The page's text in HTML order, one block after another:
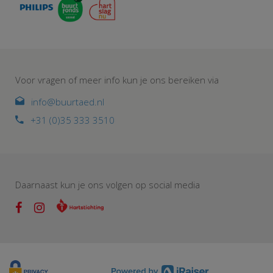
Voor vragen of meer info kun je ons bereiken via
info@buurtaed.nl
+31 (0)35 333 3510
Daarnaast kun je ons volgen op social media